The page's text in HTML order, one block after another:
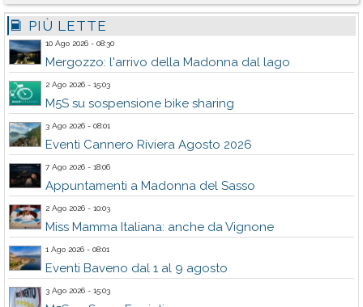
PIÙ LETTE
10 Ago 2026 - 08:30
Mergozzo: l'arrivo della Madonna dal lago
2 Ago 2026 - 15:03
M5S su sospensione bike sharing
3 Ago 2026 - 08:01
Eventi Cannero Riviera Agosto 2026
7 Ago 2026 - 18:06
Appuntamenti a Madonna del Sasso
2 Ago 2026 - 10:03
Miss Mamma Italiana: anche da Vignone
1 Ago 2026 - 08:01
Eventi Baveno dal 1 al 9 agosto
3 Ago 2026 - 15:03